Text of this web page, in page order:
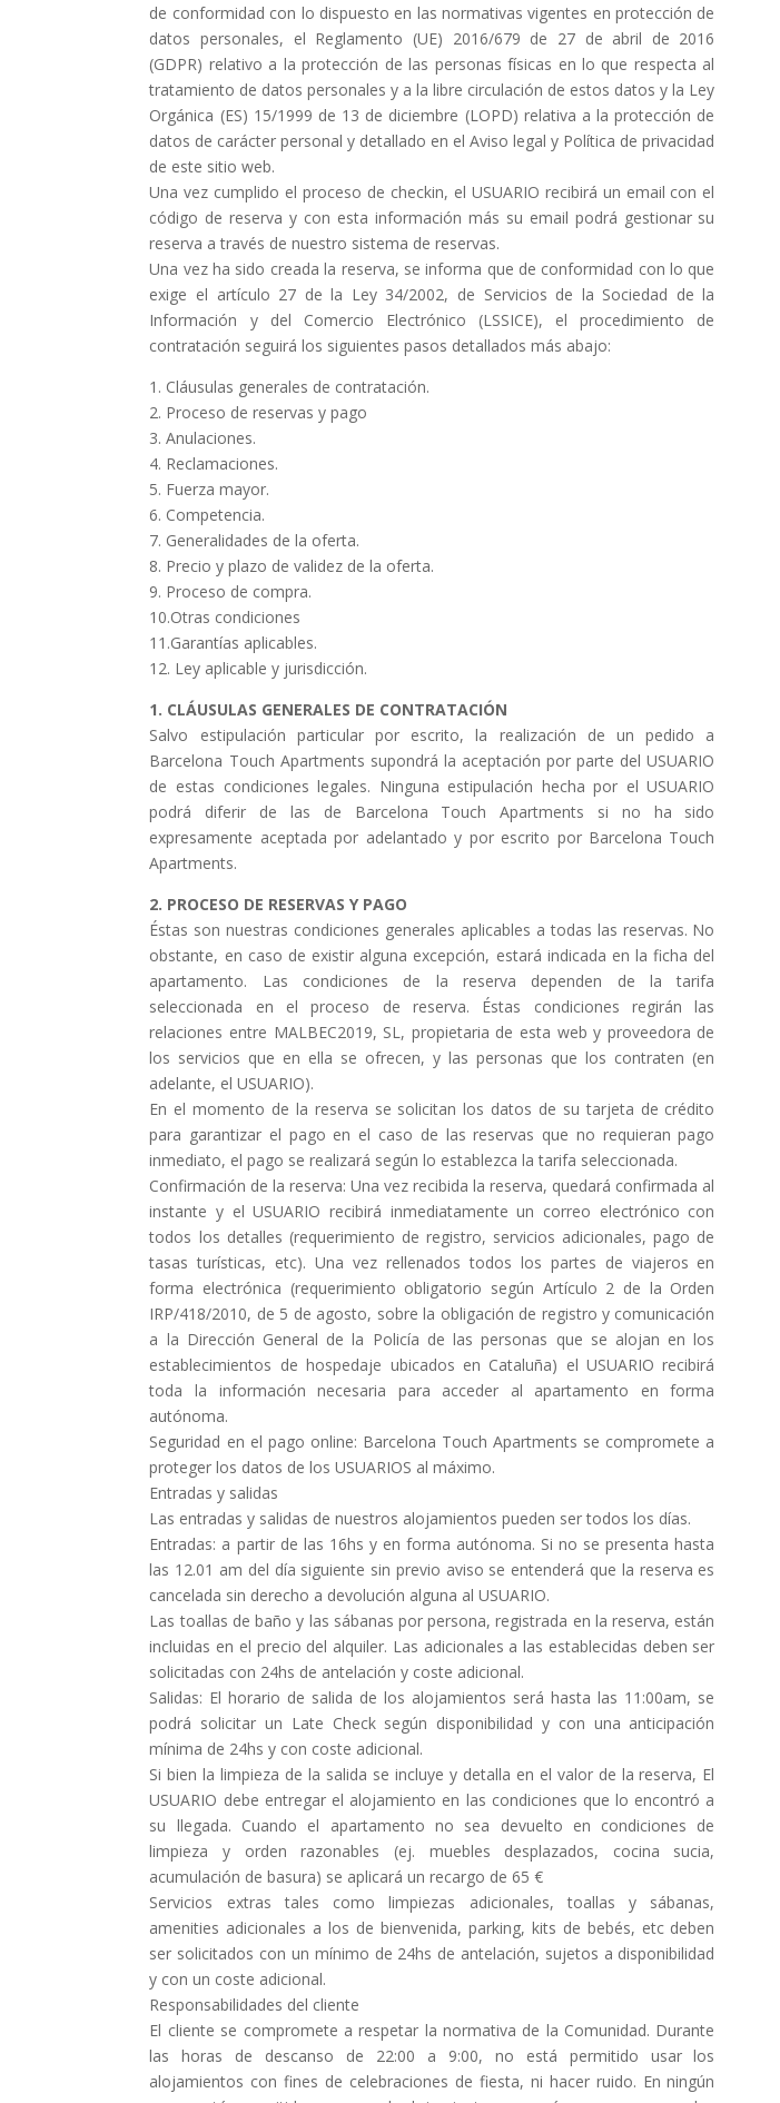
de conformidad con lo dispuesto en las normativas vigentes en protección de
datos personales, el Reglamento (UE) 2016/679 de 27 de abril de 2016
(GDPR) relativo a la protección de las personas físicas en lo que respecta al
tratamiento de datos personales y a la libre circulación de estos datos y la Ley
Orgánica (ES) 15/1999 de 13 de diciembre (LOPD) relativa a la protección de
datos de carácter personal y detallado en el Aviso legal y Política de privacidad
de este sitio web.
Una vez cumplido el proceso de checkin, el USUARIO recibirá un email con el
código de reserva y con esta información más su email podrá gestionar su
reserva a través de nuestro sistema de reservas.
Una vez ha sido creada la reserva, se informa que de conformidad con lo que
exige el artículo 27 de la Ley 34/2002, de Servicios de la Sociedad de la
Información y del Comercio Electrónico (LSSICE), el procedimiento de
contratación seguirá los siguientes pasos detallados más abajo:
1. Cláusulas generales de contratación.
2. Proceso de reservas y pago
3. Anulaciones.
4. Reclamaciones.
5. Fuerza mayor.
6. Competencia.
7. Generalidades de la oferta.
8. Precio y plazo de validez de la oferta.
9. Proceso de compra.
10.Otras condiciones
11.Garantías aplicables.
12. Ley aplicable y jurisdicción.
1. CLÁUSULAS GENERALES DE CONTRATACIÓN
Salvo estipulación particular por escrito, la realización de un pedido a
Barcelona Touch Apartments supondrá la aceptación por parte del USUARIO
de estas condiciones legales. Ninguna estipulación hecha por el USUARIO
podrá diferir de las de Barcelona Touch Apartments si no ha sido
expresamente aceptada por adelantado y por escrito por Barcelona Touch
Apartments.
2. PROCESO DE RESERVAS Y PAGO
Éstas son nuestras condiciones generales aplicables a todas las reservas. No
obstante, en caso de existir alguna excepción, estará indicada en la ficha del
apartamento. Las condiciones de la reserva dependen de la tarifa
seleccionada en el proceso de reserva. Éstas condiciones regirán las
relaciones entre MALBEC2019, SL, propietaria de esta web y proveedora de
los servicios que en ella se ofrecen, y las personas que los contraten (en
adelante, el USUARIO).
En el momento de la reserva se solicitan los datos de su tarjeta de crédito
para garantizar el pago en el caso de las reservas que no requieran pago
inmediato, el pago se realizará según lo establezca la tarifa seleccionada.
Confirmación de la reserva: Una vez recibida la reserva, quedará confirmada al
instante y el USUARIO recibirá inmediatamente un correo electrónico con
todos los detalles (requerimiento de registro, servicios adicionales, pago de
tasas turísticas, etc). Una vez rellenados todos los partes de viajeros en
forma electrónica (requerimiento obligatorio según Artículo 2 de la Orden
IRP/418/2010, de 5 de agosto, sobre la obligación de registro y comunicación
a la Dirección General de la Policía de las personas que se alojan en los
establecimientos de hospedaje ubicados en Cataluña) el USUARIO recibirá
toda la información necesaria para acceder al apartamento en forma
autónoma.
Seguridad en el pago online: Barcelona Touch Apartments se compromete a
proteger los datos de los USUARIOS al máximo.
Entradas y salidas
Las entradas y salidas de nuestros alojamientos pueden ser todos los días.
Entradas: a partir de las 16hs y en forma autónoma. Si no se presenta hasta
las 12.01 am del día siguiente sin previo aviso se entenderá que la reserva es
cancelada sin derecho a devolución alguna al USUARIO.
Las toallas de baño y las sábanas por persona, registrada en la reserva, están
incluidas en el precio del alquiler. Las adicionales a las establecidas deben ser
solicitadas con 24hs de antelación y coste adicional.
Salidas: El horario de salida de los alojamientos será hasta las 11:00am, se
podrá solicitar un Late Check según disponibilidad y con una anticipación
mínima de 24hs y con coste adicional.
Si bien la limpieza de la salida se incluye y detalla en el valor de la reserva, El
USUARIO debe entregar el alojamiento en las condiciones que lo encontró a
su llegada. Cuando el apartamento no sea devuelto en condiciones de
limpieza y orden razonables (ej. muebles desplazados, cocina sucia,
acumulación de basura) se aplicará un recargo de 65 €
Servicios extras tales como limpiezas adicionales, toallas y sábanas,
amenities adicionales a los de bienvenida, parking, kits de bebés, etc deben
ser solicitados con un mínimo de 24hs de antelación, sujetos a disponibilidad
y con un coste adicional.
Responsabilidades del cliente
El cliente se compromete a respetar la normativa de la Comunidad. Durante
las horas de descanso de 22:00 a 9:00, no está permitido usar los
alojamientos con fines de celebraciones de fiesta, ni hacer ruido. En ningún